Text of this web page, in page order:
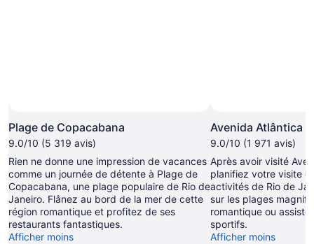
Plage de Copacabana
9.0/10 (5 319 avis)
Rien ne donne une impression de vacances
comme un journée de détente à Plage de
Copacabana, une plage populaire de Rio de
Janeiro. Flânez au bord de la mer de cette
région romantique et profitez de ses
restaurants fantastiques.
Afficher moins
Avenida Atlântica
9.0/10 (1 971 avis)
Après avoir visité
planifiez votre visite
activités de Rio de
sur les plages
romantique ou
sportifs.
Afficher moins